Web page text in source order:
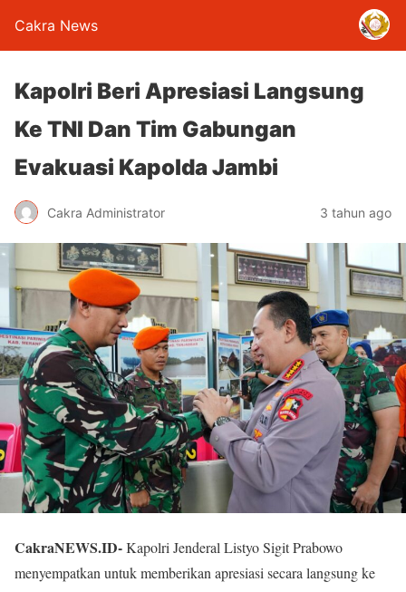
Cakra News
Kapolri Beri Apresiasi Langsung
Ke TNI Dan Tim Gabungan
Evakuasi Kapolda Jambi
Cakra Administrator 3 tahun ago
CakraNEWS.ID-Kapolri Jenderal Listyo Sigit Prabowo
menyempatkan untuk memberikan apresiasi secara langsung ke